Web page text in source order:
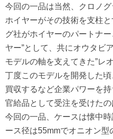
今回の一品は当然、クロノ
ホイヤーがその技術を支柱
グ社がホイヤーのパートナ
ヤー”として、共にオウタビ
モデルの軸を支えてきた”レ
丁度このモデルを開発した
買収するなど企業パワーを
官給品として受注を受けたの
今回の一品、ケースは懐中
ース径は55mmでオニオン型